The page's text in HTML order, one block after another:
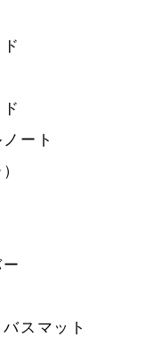
ート
スマット